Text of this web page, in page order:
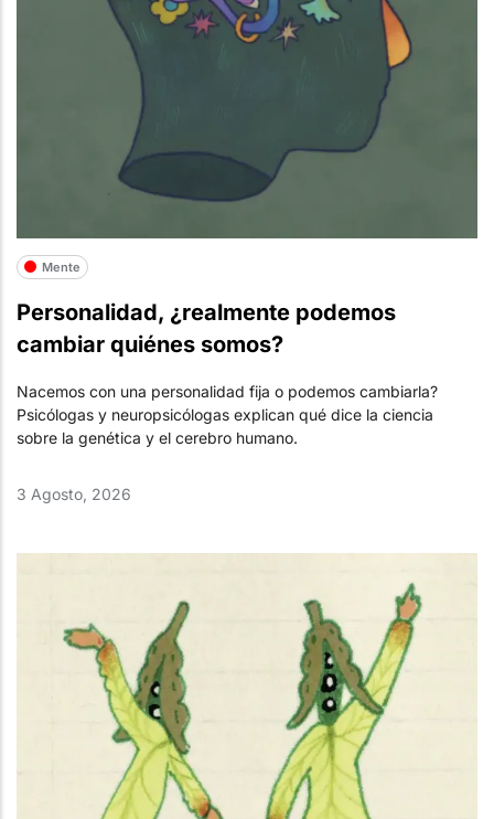
Mente
Personalidad, ¿realmente podemos
cambiar quiénes somos?
Nacemos con una personalidad fija o podemos cambiarla?
Psicólogas y neuropsicólogas explican qué dice la ciencia
sobre la genética y el cerebro humano.
3 Agosto, 2026